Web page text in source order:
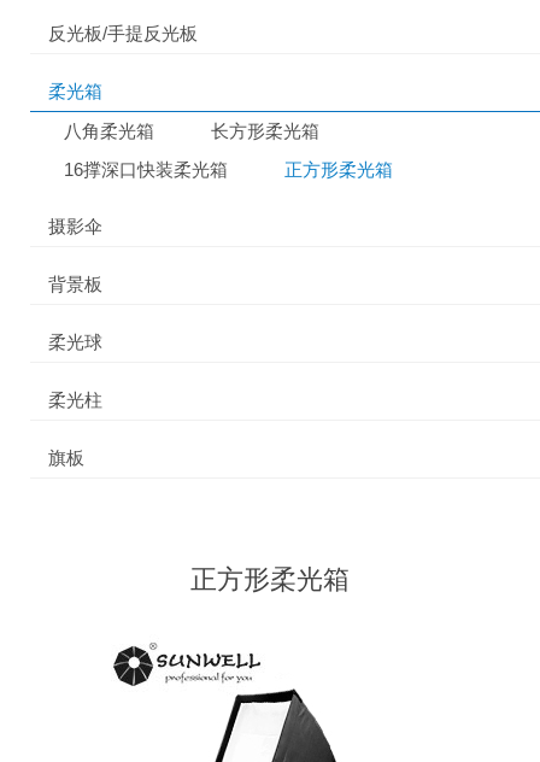
反光板/手提反光板
柔光箱
八角柔光箱
长方形柔光箱
16撑深口快装柔光箱
正方形柔光箱
摄影伞
背景板
柔光球
柔光柱
旗板
正方形柔光箱